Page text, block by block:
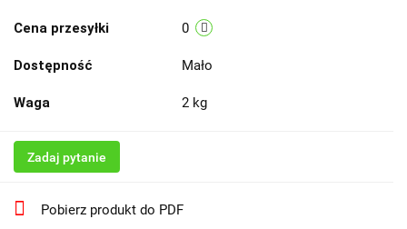
Cena przesyłki 0
Dostępność Mało
Waga 2 kg
Zadaj pytanie
Pobierz produkt do PDF